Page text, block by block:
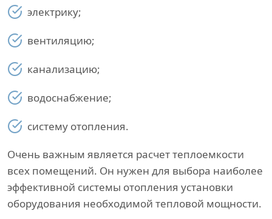
электрику;
вентиляцию;
канализацию;
водоснабжение;
систему отопления.
Очень важным является расчет теплоемкости
всех помещений. Он нужен для выбора наиболее
эффективной системы отопления установки
оборудования необходимой тепловой мощности.